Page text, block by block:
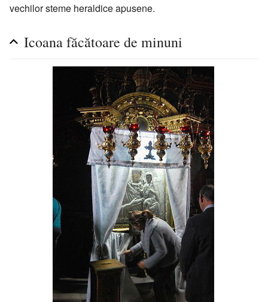
vechilor steme heraldice apusene.
Icoana făcătoare de minuni